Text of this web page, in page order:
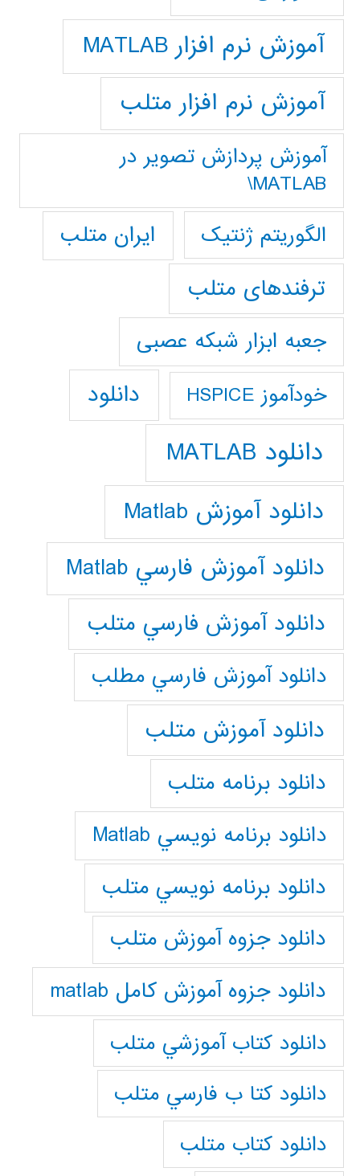
آموزش نرم افزار MATLAB
آموزش نرم افزار متلب
آموزش پردازش تصوير در
MATLAB\
الگوریتم ژنتیک
ایران متلب
ترفندهای متلب
جعبه ابزار شبکه عصبی
خودآموز HSPICE دانلود
دانلود MATLAB
دانلود آموزش Matlab
دانلود آموزش فارسي Matlab
دانلود آموزش فارسي متلب
دانلود آموزش فارسي مطلب
دانلود آموزش متلب
دانلود برنامه متلب
دانلود برنامه نويسي Matlab
دانلود برنامه نويسي متلب
دانلود جزوه آموزش متلب
دانلود جزوه آموزش کامل matlab
دانلود كتاب آموزشي متلب
دانلود كتا ب فارسي متلب
دانلود كتاب متلب